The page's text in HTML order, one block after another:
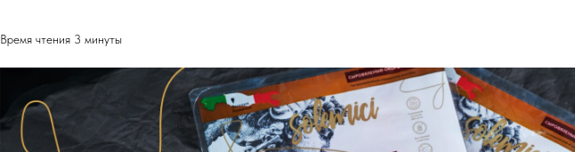
Время чтения 3 минуты